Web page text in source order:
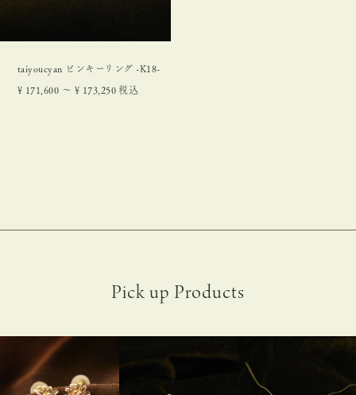
taiyoucyan ピンキーリング -K18-
¥ 171,600 〜 ¥ 173,250 税込